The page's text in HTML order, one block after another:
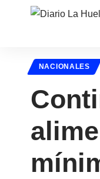
NACIONALES